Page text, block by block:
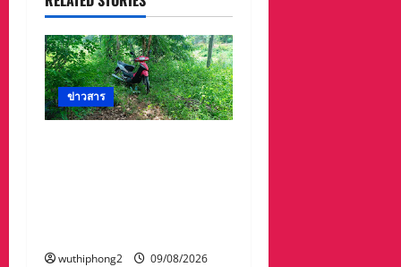
ข่าวสาร
wuthiphong2
09/08/2026